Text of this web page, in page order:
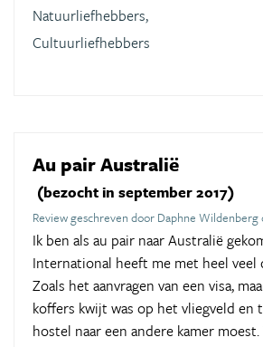
Natuurliefhebbers,
Cultuurliefhebbers
Au pair Australië
(bezocht in september 2017)
Review geschreven door Daphne Wildenberg
Ik ben als au pair naar Australië
International heeft me met heel veel
Zoals het aanvragen van een visa,
koffers kwijt was op het vliegveld en
hostel naar een andere kamer